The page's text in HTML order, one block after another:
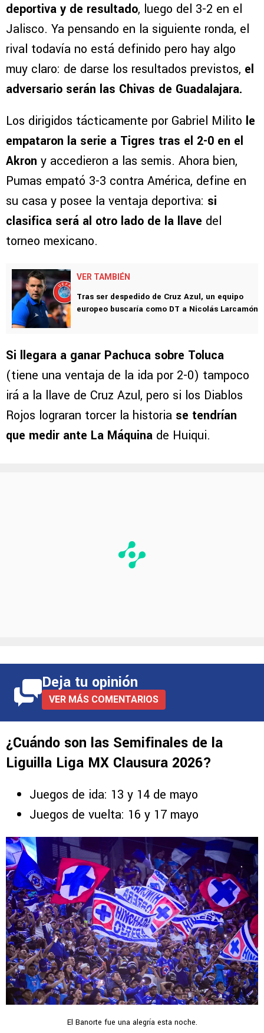
deportiva y de resultado, luego del 3-2 en el
Jalisco. Ya pensando en la siguiente ronda, el
rival todavía no está definido pero hay algo
muy claro: de darse los resultados previstos, el
adversario serán las Chivas de Guadalajara.
Los dirigidos tácticamente por Gabriel Milito le
empataron la serie a Tigres tras el 2-0 en el
Akron y accedieron a las semis. Ahora bien,
Pumas empató 3-3 contra América, define en
su casa y posee la ventaja deportiva: si
clasifica será al otro lado de la llave del
torneo mexicano.
VER TAMBIÉN
Tras ser despedido de Cruz Azul, un equipo
europeo buscaría como DT a Nicolás Larcamón
Si llegara a ganar Pachuca sobre Toluca
(tiene una ventaja de la ida por 2-0) tampoco
irá a la llave de Cruz Azul, pero si los Diablos
Rojos lograran torcer la historia se tendrían
que medir ante La Máquina de Huiqui.
Deja tu opinión
VER MÁS COMENTARIOS
¿Cuándo son las Semifinales de la
Liguilla Liga MX Clausura 2026?
Juegos de ida: 13 y 14 de mayo
Juegos de vuelta: 16 y 17 mayo
El Banorte fue una alegría esta noche.